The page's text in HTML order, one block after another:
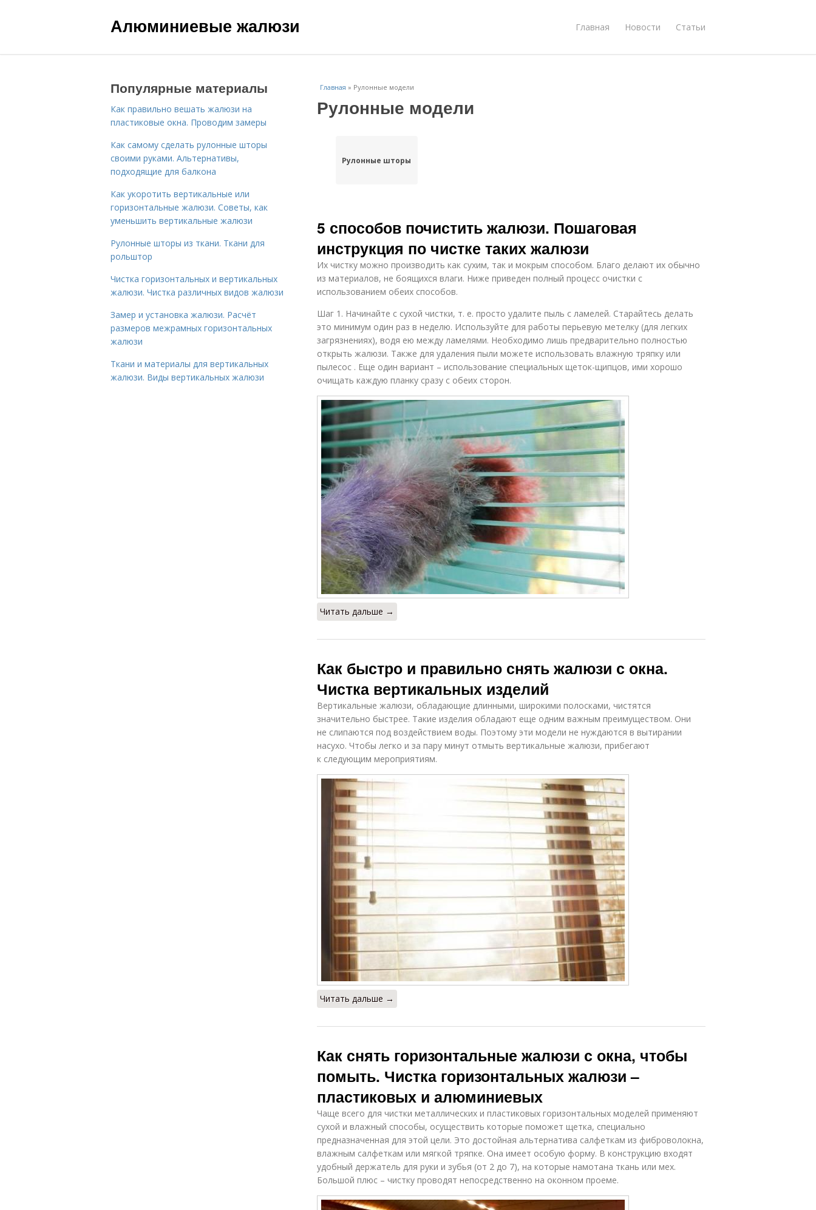
Алюминиевые жалюзи Главная Новости Статьи
Главная » Рулонные модели
Рулонные модели
Рулонные шторы
5 способов почистить жалюзи. Пошаговая
инструкция по чистке таких жалюзи
Их чистку можно производить как сухим, так и мокрым способом. Благо делают их обычно
из материалов, не боящихся влаги. Ниже приведен полный процесс очистки с
использованием обеих способов.
Шаг 1. Начинайте с сухой чистки, т. е. просто удалите пыль с ламелей. Старайтесь делать
это минимум один раз в неделю. Используйте для работы перьевую метелку (для легких
загрязнениях), водя ею между ламелями. Необходимо лишь предварительно полностью
открыть жалюзи. Также для удаления пыли можете использовать влажную тряпку или
пылесос . Еще один вариант – использование специальных щеток-щипцов, ими хорошо
очищать каждую планку сразу с обеих сторон.
Читать дальше →
Как быстро и правильно снять жалюзи с окна.
Чистка вертикальных изделий
Вертикальные жалюзи, обладающие длинными, широкими полосками, чистятся
значительно быстрее. Такие изделия обладают еще одним важным преимуществом. Они
не слипаются под воздействием воды. Поэтому эти модели не нуждаются в вытирании
насухо. Чтобы легко и за пару минут отмыть вертикальные жалюзи, прибегают
к следующим мероприятиям.
Читать дальше →
Как снять горизонтальные жалюзи с окна, чтобы
помыть. Чистка горизонтальных жалюзи –
пластиковых и алюминиевых
Чаще всего для чистки металлических и пластиковых горизонтальных моделей применяют
сухой и влажный способы, осуществить которые поможет щетка, специально
предназначенная для этой цели. Это достойная альтернатива салфеткам из фиброволокна,
влажным салфеткам или мягкой тряпке. Она имеет особую форму. В конструкцию входят
удобный держатель для руки и зубья (от 2 до 7), на которые намотана ткань или мех.
Большой плюс – чистку проводят непосредственно на оконном проеме.
Популярные материалы
Как правильно вешать жалюзи на
пластиковые окна. Проводим замеры
Как самому сделать рулонные шторы
своими руками. Альтернативы,
подходящие для балкона
Как укоротить вертикальные или
горизонтальные жалюзи. Советы, как
уменьшить вертикальные жалюзи
Рулонные шторы из ткани. Ткани для
рольштор
Чистка горизонтальных и вертикальных
жалюзи. Чистка различных видов жалюзи
Замер и установка жалюзи. Расчёт
размеров межрамных горизонтальных
жалюзи
Ткани и материалы для вертикальных
жалюзи. Виды вертикальных жалюзи